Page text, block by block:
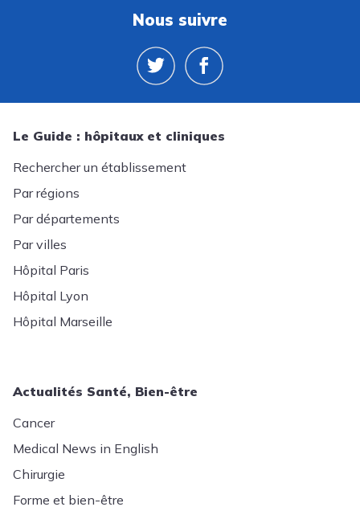
Nous suivre
Le Guide : hôpitaux et cliniques
Rechercher un établissement
Par régions
Par départements
Par villes
Hôpital Paris
Hôpital Lyon
Hôpital Marseille
Actualités Santé, Bien-être
Cancer
Medical News in English
Chirurgie
Forme et bien-être